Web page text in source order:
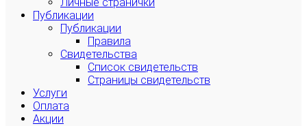
Публикации
Публикации
Правила
Свидетельства
Список свидетельств
Страницы свидетельств
Услуги
Оплата
Акции